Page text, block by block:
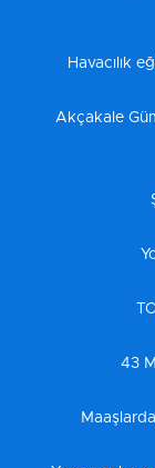
Havacılık
Akçakale
43